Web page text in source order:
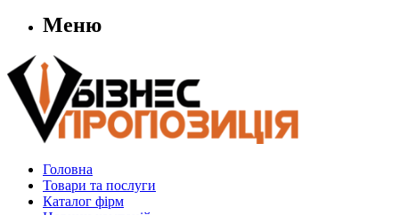
Меню
Головна
Товари та послуги
Каталог фірм